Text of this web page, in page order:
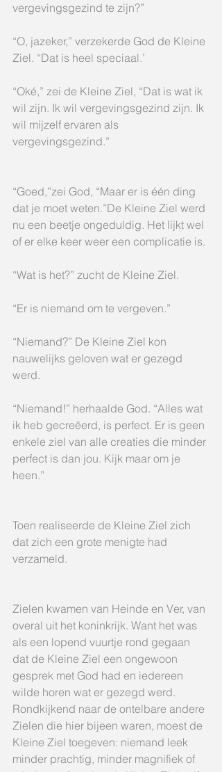
vergevingsgezind te zijn?”
“O, jazeker,” verzekerde God de Kleine
Ziel. “Dat is heel speciaal.’
“Oké,” zei de Kleine Ziel, “Dat is wat ik
wil zijn. Ik wil vergevingsgezind zijn. Ik
wil mijzelf ervaren als
vergevingsgezind.”
“Goed,”zei God, “Maar er is één ding
dat je moet weten.”De Kleine Ziel werd
nu een beetje ongeduldig. Het lijkt wel
of er elke keer weer een complicatie is.
“Wat is het?” zucht de Kleine Ziel.
“Er is niemand om te vergeven.”
“Niemand?” De Kleine Ziel kon
nauwelijks geloven wat er gezegd
werd.
“Niemand!” herhaalde God. “Alles wat
ik heb gecreëerd, is perfect. Er is geen
enkele ziel van alle creaties die minder
perfect is dan jou. Kijk maar om je
heen.”
Toen realiseerde de Kleine Ziel zich
dat zich een grote menigte had
verzameld.
Zielen kwamen van Heinde en Ver, van
overal uit het koninkrijk. Want het was
als een lopend vuurtje rond gegaan
dat de Kleine Ziel een ongewoon
gesprek met God had en iedereen
wilde horen wat er gezegd werd.
Rondkijkend naar de ontelbare andere
Zielen die hier bijeen waren, moest de
Kleine Ziel toegeven: niemand leek
minder prachtig, minder magnifiek of